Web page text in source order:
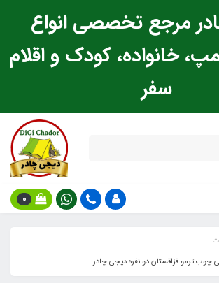
مرجع تخصصی انواع
خانواده، کودک و اقلام
سفر
0
چوب ترمو قزاقستان دو نفره دیجی چادر